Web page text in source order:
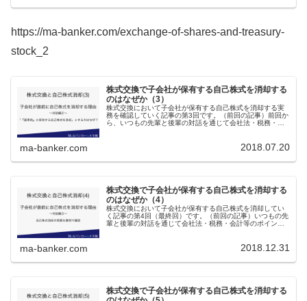
https://ma-banker.com/exchange-of-shares-and-treasury-
stock_2
株式交換で子会社が保有する自己株式を消却する
のはなぜか（3）
株式交換において子会社が保有する自己株式を消却する実
務を確認していく記事の第3回です。（前回の記事）前回か
ら、いつもの先輩と後輩の対話を通じて会社法・税務・会
ma-banker.com 2018.07.20
株式交換で子会社が保有する自己株式を消却する
のはなぜか（4）
株式交換において子会社が保有する自己株式を消却してい
く記事の第4回（最終回）です。（前回の記事）いつもの先
輩と後輩の対話を通じて会社法・税務・会計等のポイント
ma-banker.com 2018.12.31
株式交換で子会社が保有する自己株式を消却する